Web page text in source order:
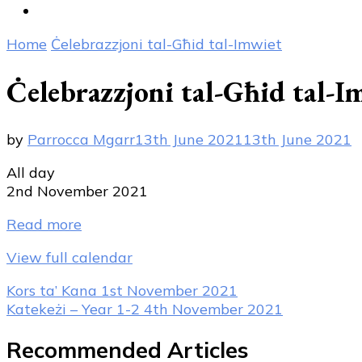
Home Ċelebrazzjoni tal-Għid tal-Imwiet
Ċelebrazzjoni tal-Għid tal-
by Parrocca Mgarr13th June 202113th June 2021
Ċelebrazzjoni
tal-
tal-
All day
2nd November 2021
Read more
View full calendar
Post
Navigation
Kors ta’ Kana 1st November 2021
Katekeżi – Year 1-2 4th November 2021
Recommended Articles